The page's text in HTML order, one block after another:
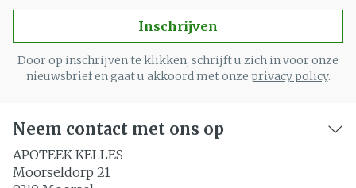
Inschrijven
Door op inschrijven te klikken, schrijft u zich in voor onze
nieuwsbrief en gaat u akkoord met onze privacy policy.
Neem contact met ons op
APOTEEK KELLES
Moorseldorp 21